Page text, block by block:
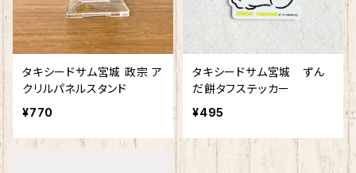
タキシードサム宮城 政宗 ア
クリルパネルスタンド
¥770
タキシードサム宮城 ずん
だ餅タフステッカー
¥495